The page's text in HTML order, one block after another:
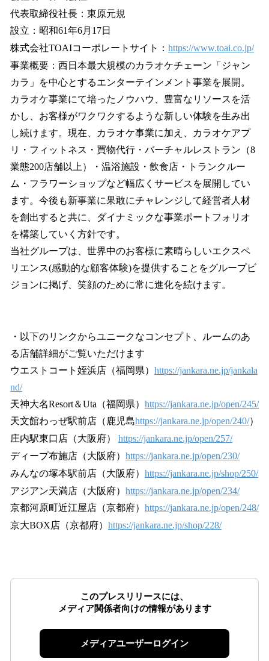
代表取締役社長：東原元規
設立：昭和61年6月17日
株式会社TOAIコーポレートサイト： https://www.toai.co.jp/
事業概要：西日本最大規模のカラオケチェーン「ジャン
カラ」を中心とするエンターテインメント事業を展開。
カラオケ事業にて培ったノウハウ、豊富なリソースを活
かし、お客様がワクワクするような新しい体験を生み出
し続けます。現在、カラオケ事業に加え、カラオケアプ
リ・フィットネス・買物代行・バーチャルレストラン（8
業態200店舗以上）・温浴施設・飲食店・トランクルー
ム・フラワーショップなど幅広くサービスを展開してい
ます。今後も新事業に果敢にチャレンジして経営者人材
を創出すると共に、ダイナミックな事業ポートフォリオ
を構築していく方針です。
当社グループは、世界中のお客様に素晴らしいエクスペ
リエンス(感動的な顧客体験)を提供することをグループビ
ジョンに掲げ、笑顔のために常に進化を続けます。
・以下のリンクからユニークなコンセプト、ルームのあ
る店舗詳細がご覧いただけます
ウエストコート姪浜店（福岡県） https://jankara.ne.jp/jankala
nd/
天神大名Resort＆Uta（福岡県） https://jankara.ne.jp/open/245/
天文館わっぜ駅前店（鹿児島https://jankara.ne.jp/open/240/）
庄内駅東口店（大阪府） https://jankara.ne.jp/open/257/
ディープ布施店（大阪府） https://jankara.ne.jp/open/230/
みんなの塚本駅前店（大阪府） https://jankara.ne.jp/shop/250/
アジアン天満店（大阪府） https://jankara.ne.jp/open/234/
京都河原町近江屋店（京都府） https://jankara.ne.jp/open/248/
京大BOX店（京都府） https://jankara.ne.jp/shop/228/
このプレスリリースには、
メディア関係者向けの情報があります
メディアユーザーログイン